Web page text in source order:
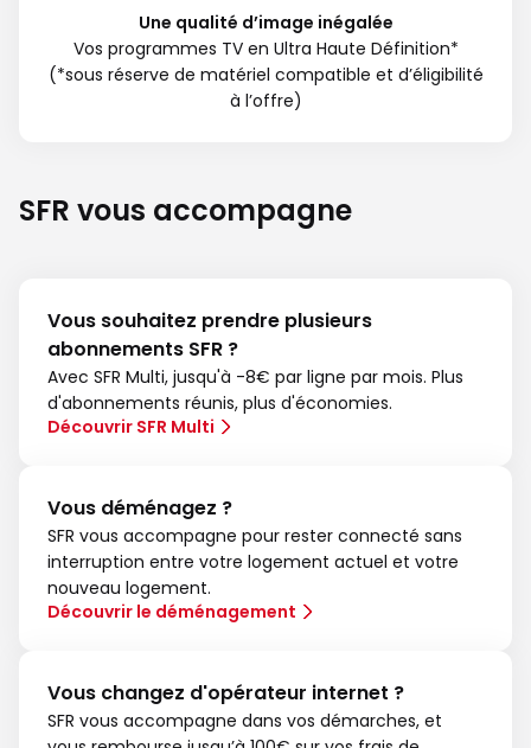
Une qualité d’image inégalée
Vos programmes TV en Ultra Haute Définition*
(*sous réserve de matériel compatible et d’éligibilité
à l’offre)
SFR vous accompagne
Vous souhaitez prendre plusieurs
abonnements SFR ?
Avec SFR Multi, jusqu'à -8€ par ligne par mois. Plus
d'abonnements réunis, plus d'économies.
Découvrir SFR Multi
Vous déménagez ?
SFR vous accompagne pour rester connecté sans
interruption entre votre logement actuel et votre
nouveau logement.
Découvrir le déménagement
Vous changez d'opérateur internet ?
SFR vous accompagne dans vos démarches, et